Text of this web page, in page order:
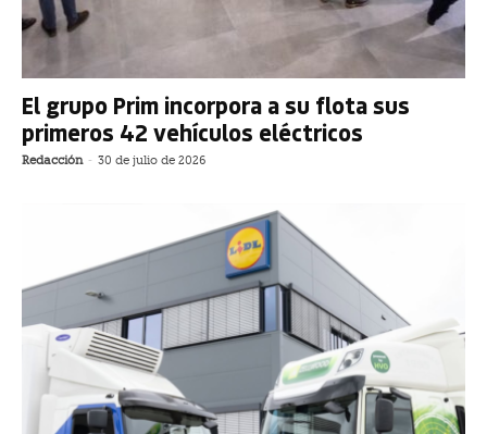
El grupo Prim incorpora a su flota sus
primeros 42 vehículos eléctricos
Redacción - 30 de julio de 2026